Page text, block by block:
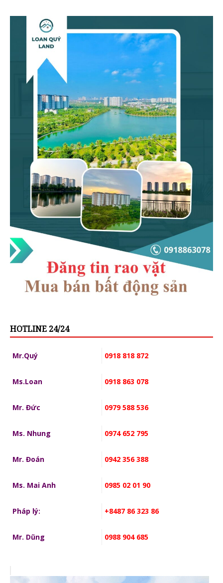
HOTLINE 24/24
Mr.Quý 0918 818 872
Ms.Loan 0918 863 078
Mr. Đức 0979 588 536
Ms. Nhung 0974 652 795
Mr. Đoán 0942 356 388
Ms. Mai Anh 0985 02 01 90
Pháp lý: +8487 86 323 86
Mr. Dũng 0988 904 685